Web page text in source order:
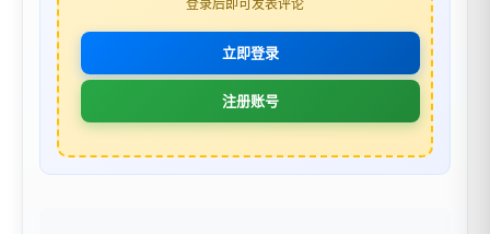
登录后即可发表评论
立即登录
注册账号